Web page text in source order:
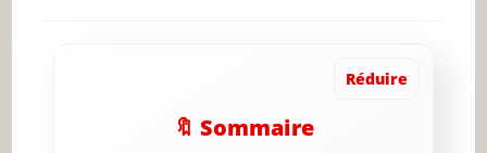
Réduire
🔖 Sommaire